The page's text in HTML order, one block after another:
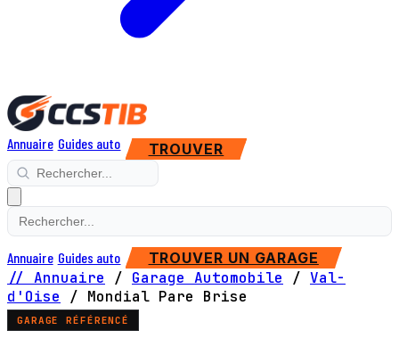
Annuaire Guides auto TROUVER
Annuaire Guides auto TROUVER UN GARAGE
// Annuaire / Garage Automobile / Val-
d'Oise
/ Mondial Pare Brise
GARAGE RÉFÉRENCÉ